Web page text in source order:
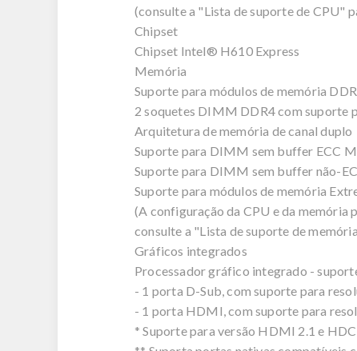
(consulte a "Lista de suporte de CPU"
Chipset
Chipset Intel® H610 Express
Memória
Suporte para módulos de memória
2 soquetes DIMM DDR4 com suporte
Arquitetura de memória de canal duplo
Suporte para DIMM sem buffer ECC
Suporte para DIMM sem buffer não-
Suporte para módulos de memória
(A configuração da CPU e da memória
consulte a "Lista de suporte de
Gráficos integrados
Processador gráfico integrado -
- 1 porta D-Sub, com suporte para
- 1 porta HDMI, com suporte para
* Suporte para versão HDMI 2.1 e